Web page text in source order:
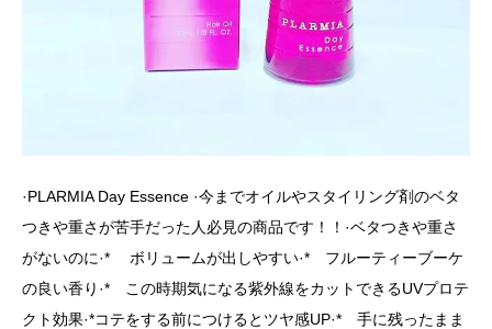
·PLARMIA Day Essence ·今までオイルやスタイリング剤のベタ
つきや重さが苦手だった人必見の商品です！！·ベタつきや重さ
がないのに·* ボリュームが出しやすい·* フルーティーブーケ
の良い香り·* この時期気になる紫外線をカットできるUVプロテ
クト効果·*コテをする前につけるとツヤ感UP·* 手に残ったまま